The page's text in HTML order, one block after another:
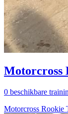
Motorcross
0 beschikbare
Motorcross Rookie